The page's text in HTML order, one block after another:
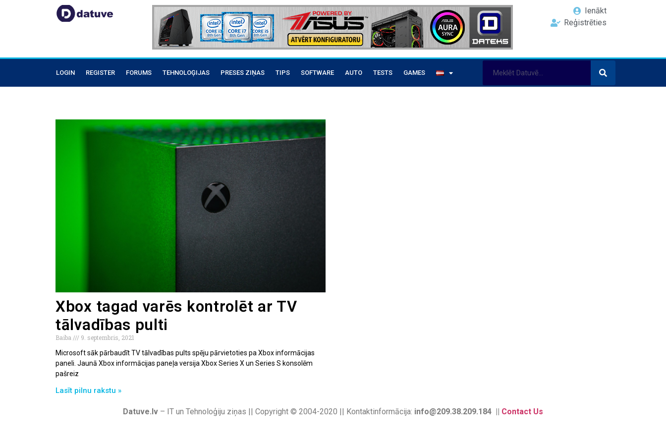
Ienākt
Reģistrēties
LOGIN REGISTER FORUMS TEHNOLOĢIJAS PRESES ZIŅAS TIPS SOFTWARE AUTO TESTS GAMES
Xbox tagad varēs kontrolēt ar TV
tālvadības pulti
Baiba
9. septembris, 2021
Microsoft sāk pārbaudīt TV tālvadības pults spēju pārvietoties pa Xbox informācijas
paneli. Jaunā Xbox informācijas paneļa versija Xbox Series X un Series S konsolēm
pašreiz
Lasīt pilnu rakstu »
Datuve.lv – IT un Tehnoloģiju ziņas || Copyright © 2004-2020 || Kontaktinformācija: info@209.38.209.184 || Contact Us